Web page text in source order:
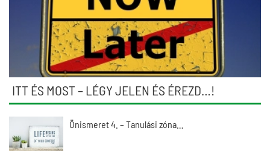
ITT ÉS MOST – LÉGY JELEN ÉS ÉREZD…!
Önismeret 4. – Tanulási zóna…